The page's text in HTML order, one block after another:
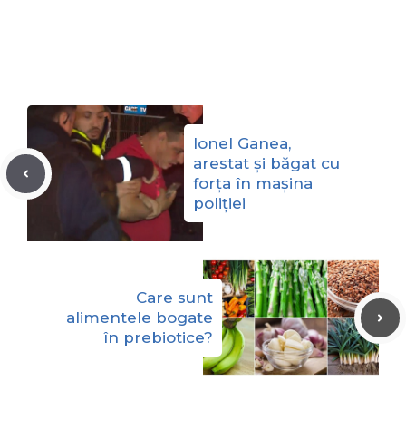
Ionel Ganea,
arestat și băgat cu
forța în mașina
poliției
Care sunt
alimentele bogate
în prebiotice?